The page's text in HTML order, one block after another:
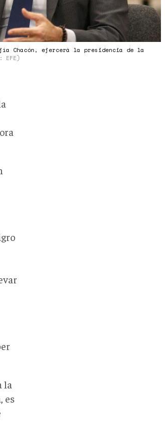
Chacón, ejercerá la presidencia de la
EFE)
la
es